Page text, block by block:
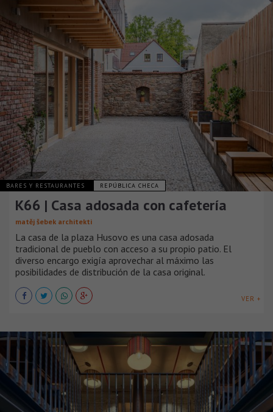
BARES Y RESTAURANTES REPÚBLICA CHECA
K66 | Casa adosada con cafetería
matěj šebek architekti
La casa de la plaza Husovo es una casa adosada
tradicional de pueblo con acceso a su propio patio. El
diverso encargo exigía aprovechar al máximo las
posibilidades de distribución de la casa original.
VER +